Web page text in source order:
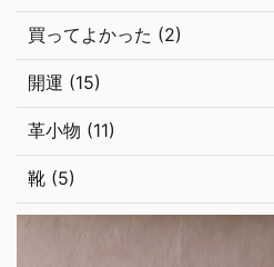
買ってよかった (2)
開運 (15)
革小物 (11)
靴 (5)